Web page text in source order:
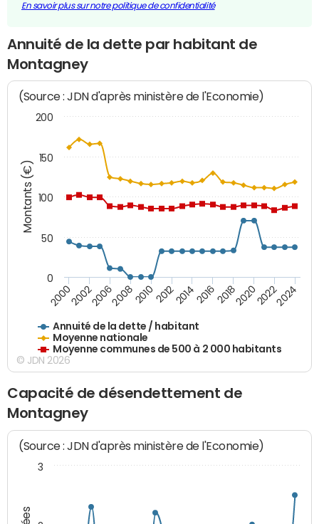
En savoir plus sur notre politique de confidentialité
Annuité de la dette par habitant de
Montagney
Montants (€)
(Source : JDN d'après ministère de l'Economie)
Annuité de la dette / habitant
Moyenne nationale
Moyenne communes de 500 à 2 000 habitants
200020022006200820102012201420162018202020222024
0
50
100
150
200
© JDN 2026
Capacité de désendettement de
Montagney
(Source : JDN d'après ministère de l'Economie)
3